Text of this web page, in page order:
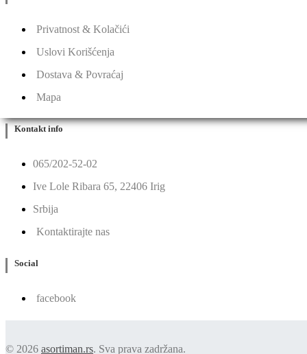
Privatnost & Kolačići
Uslovi Korišćenja
Dostava & Povraćaj
Mapa
Kontakt info
065/202-52-02
Ive Lole Ribara 65, 22406 Irig
Srbija
Kontaktirajte nas
Social
facebook
© 2026 asortiman.rs. Sva prava zadržana.